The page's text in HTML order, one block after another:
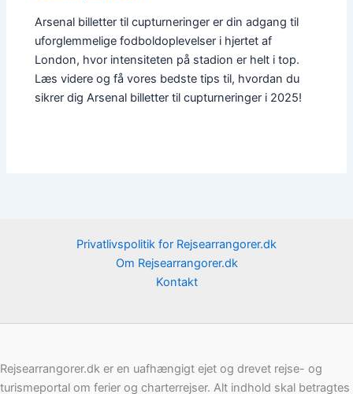
Arsenal billetter til cupturneringer er din adgang til
uforglemmelige fodboldoplevelser i hjertet af
London, hvor intensiteten på stadion er helt i top.
Læs videre og få vores bedste tips til, hvordan du
sikrer dig Arsenal billetter til cupturneringer i 2025!
Privatlivspolitik for Rejsearrangorer.dk
Om Rejsearrangorer.dk
Kontakt
Rejsearrangorer.dk er en uafhængigt ejet og drevet rejse- og
turismeportal om ferier og charterrejser. Alt indhold skal betragtes